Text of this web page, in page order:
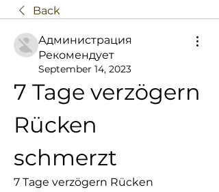
Back
Администрация
Рекомендует
September 14, 2023
7 Tage verzögern
Rücken
schmerzt
7 Tage verzögern Rücken